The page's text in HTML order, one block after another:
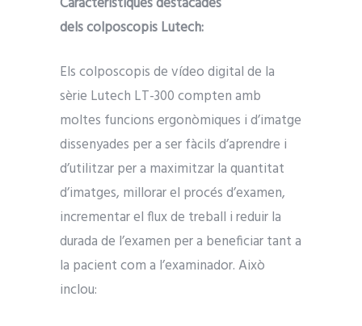
dels colposcopis Lutech:
Els colposcopis de vídeo digital de la
sèrie Lutech LT-300 compten amb
moltes funcions ergonòmiques i d’imatge
dissenyades per a ser fàcils d’aprendre i
d’utilitzar per a maximitzar la quantitat
d’imatges, millorar el procés d’examen,
incrementar el flux de treball i reduir la
durada de l’examen per a beneficiar tant a
la pacient com a l’examinador. Això
inclou: